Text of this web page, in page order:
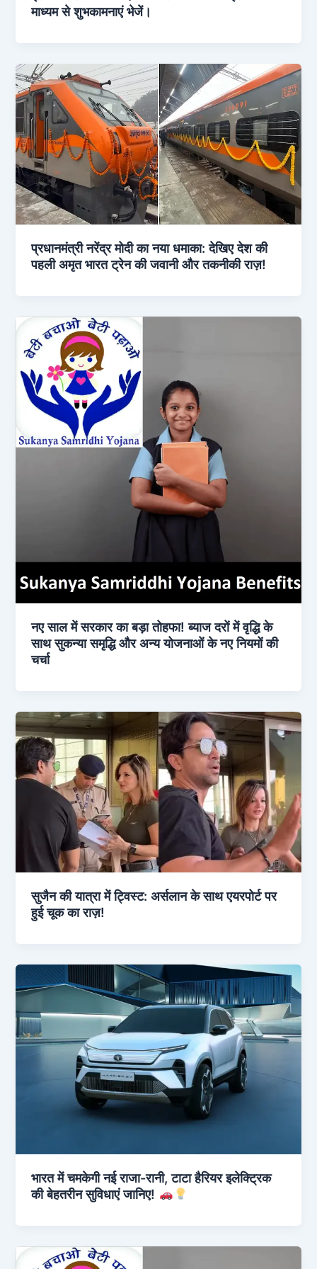
माध्यम से शुभकामनाएं भेजें।
प्रधानमंत्री नरेंद्र मोदी का नया धमाका: देखिए देश की
पहली अमृत भारत ट्रेन की जवानी और तकनीकी राज़!
नए साल में सरकार का बड़ा तोहफा! ब्याज दरों में वृद्धि के
साथ सुकन्या समृद्धि और अन्य योजनाओं के नए नियमों की
चर्चा
सुजैन की यात्रा में ट्विस्ट: अर्सलान के साथ एयरपोर्ट पर
हुई चूक का राज़!
भारत में चमकेगी नई राजा-रानी, टाटा हैरियर इलेक्ट्रिक
की बेहतरीन सुविधाएं जानिए!